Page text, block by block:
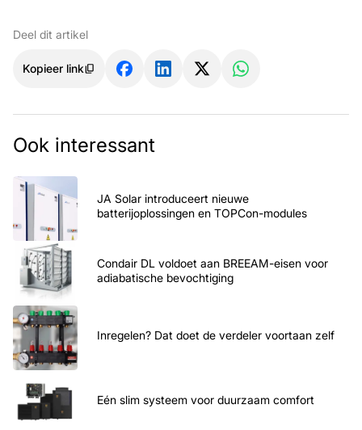
Deel dit artikel
Kopieer link
Ook interessant
JA Solar introduceert nieuwe
batterijoplossingen en TOPCon-modules
Condair DL voldoet aan BREEAM-eisen voor
adiabatische bevochtiging
Inregelen? Dat doet de verdeler voortaan zelf
Eén slim systeem voor duurzaam comfort